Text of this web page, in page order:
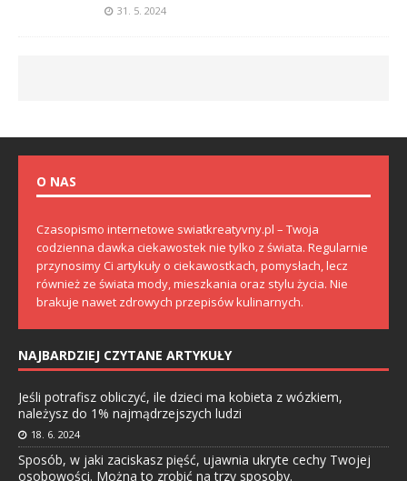
31. 5. 2024
O NAS
Czasopismo internetowe swiatkreatyvny.pl – Twoja
codzienna dawka ciekawostek nie tylko z świata. Regularnie
przynosimy Ci artykuły o ciekawostkach, pomysłach, lecz
również ze świata mody, mieszkania oraz stylu życia. Nie
brakuje nawet zdrowych przepisów kulinarnych.
NAJBARDZIEJ CZYTANE ARTYKUŁY
Jeśli potrafisz obliczyć, ile dzieci ma kobieta z wózkiem,
należysz do 1% najmądrzejszych ludzi
18. 6. 2024
Sposób, w jaki zaciskasz pięść, ujawnia ukryte cechy Twojej
osobowości. Można to zrobić na trzy sposoby.